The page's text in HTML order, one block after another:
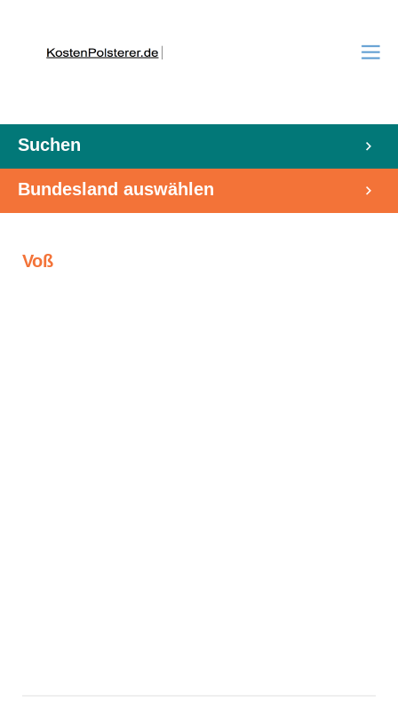
Suchen
Bundesland auswählen
Voß